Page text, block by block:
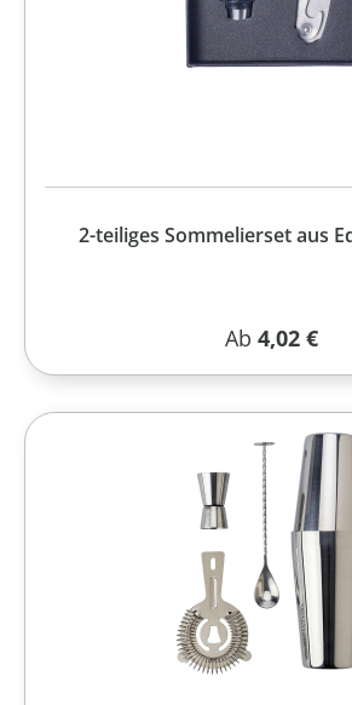
2-teiliges Sommelierset aus
Regulärer
Ab 4,02 €